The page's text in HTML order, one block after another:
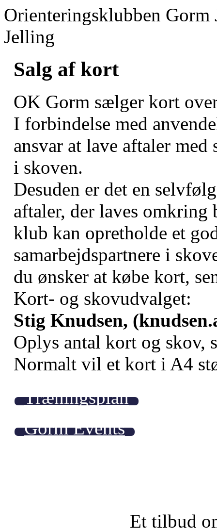
Orienteringsklubben
Jelling
Salg af kort
OK Gorm sælger kort
I forbindelse med
ansvar at lave aftaler med
i skoven.
Desuden er det en
aftaler, der laves omkring
klub kan opretholde et
samarbejdspartnere i
du ønsker at købe kort,
Kort- og skovudvalget:
Stig Knudsen,
Oplys antal kort og skov,
Normalt vil et kort i A4
Træningsplan
Gorm Events
Et tilbud